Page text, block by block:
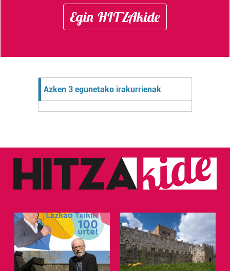
Egin HITZAkide
Azken 3 egunetako irakurrienak